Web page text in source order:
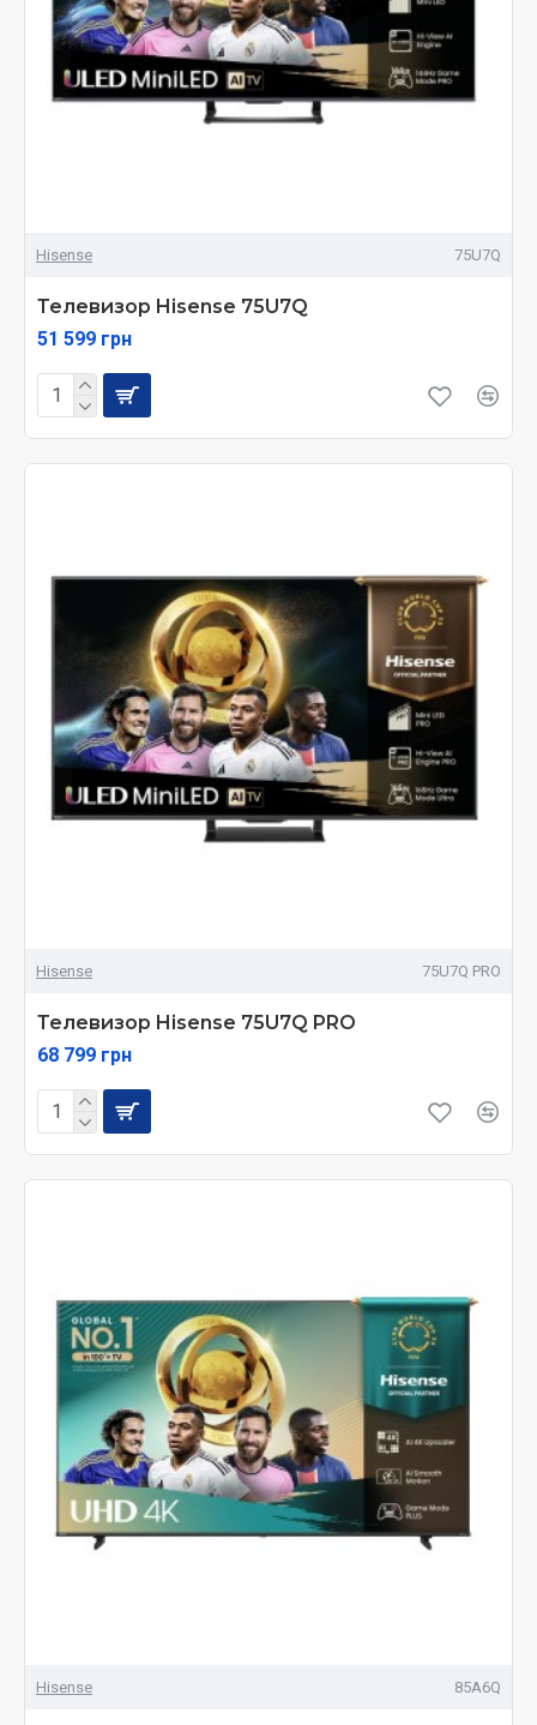
Hisense 75U7Q
Телевизор Hisense 75U7Q
51 599 грн
Hisense 75U7Q PRO
Телевизор Hisense 75U7Q PRO
68 799 грн
Hisense 85A6Q